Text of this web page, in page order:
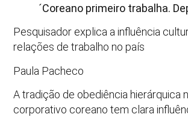
´Coreano primeiro trabalha.
Pesquisador explica a influência
relações de trabalho no país
Paula Pacheco
A tradição de obediência hierárquica
corporativo coreano tem clara